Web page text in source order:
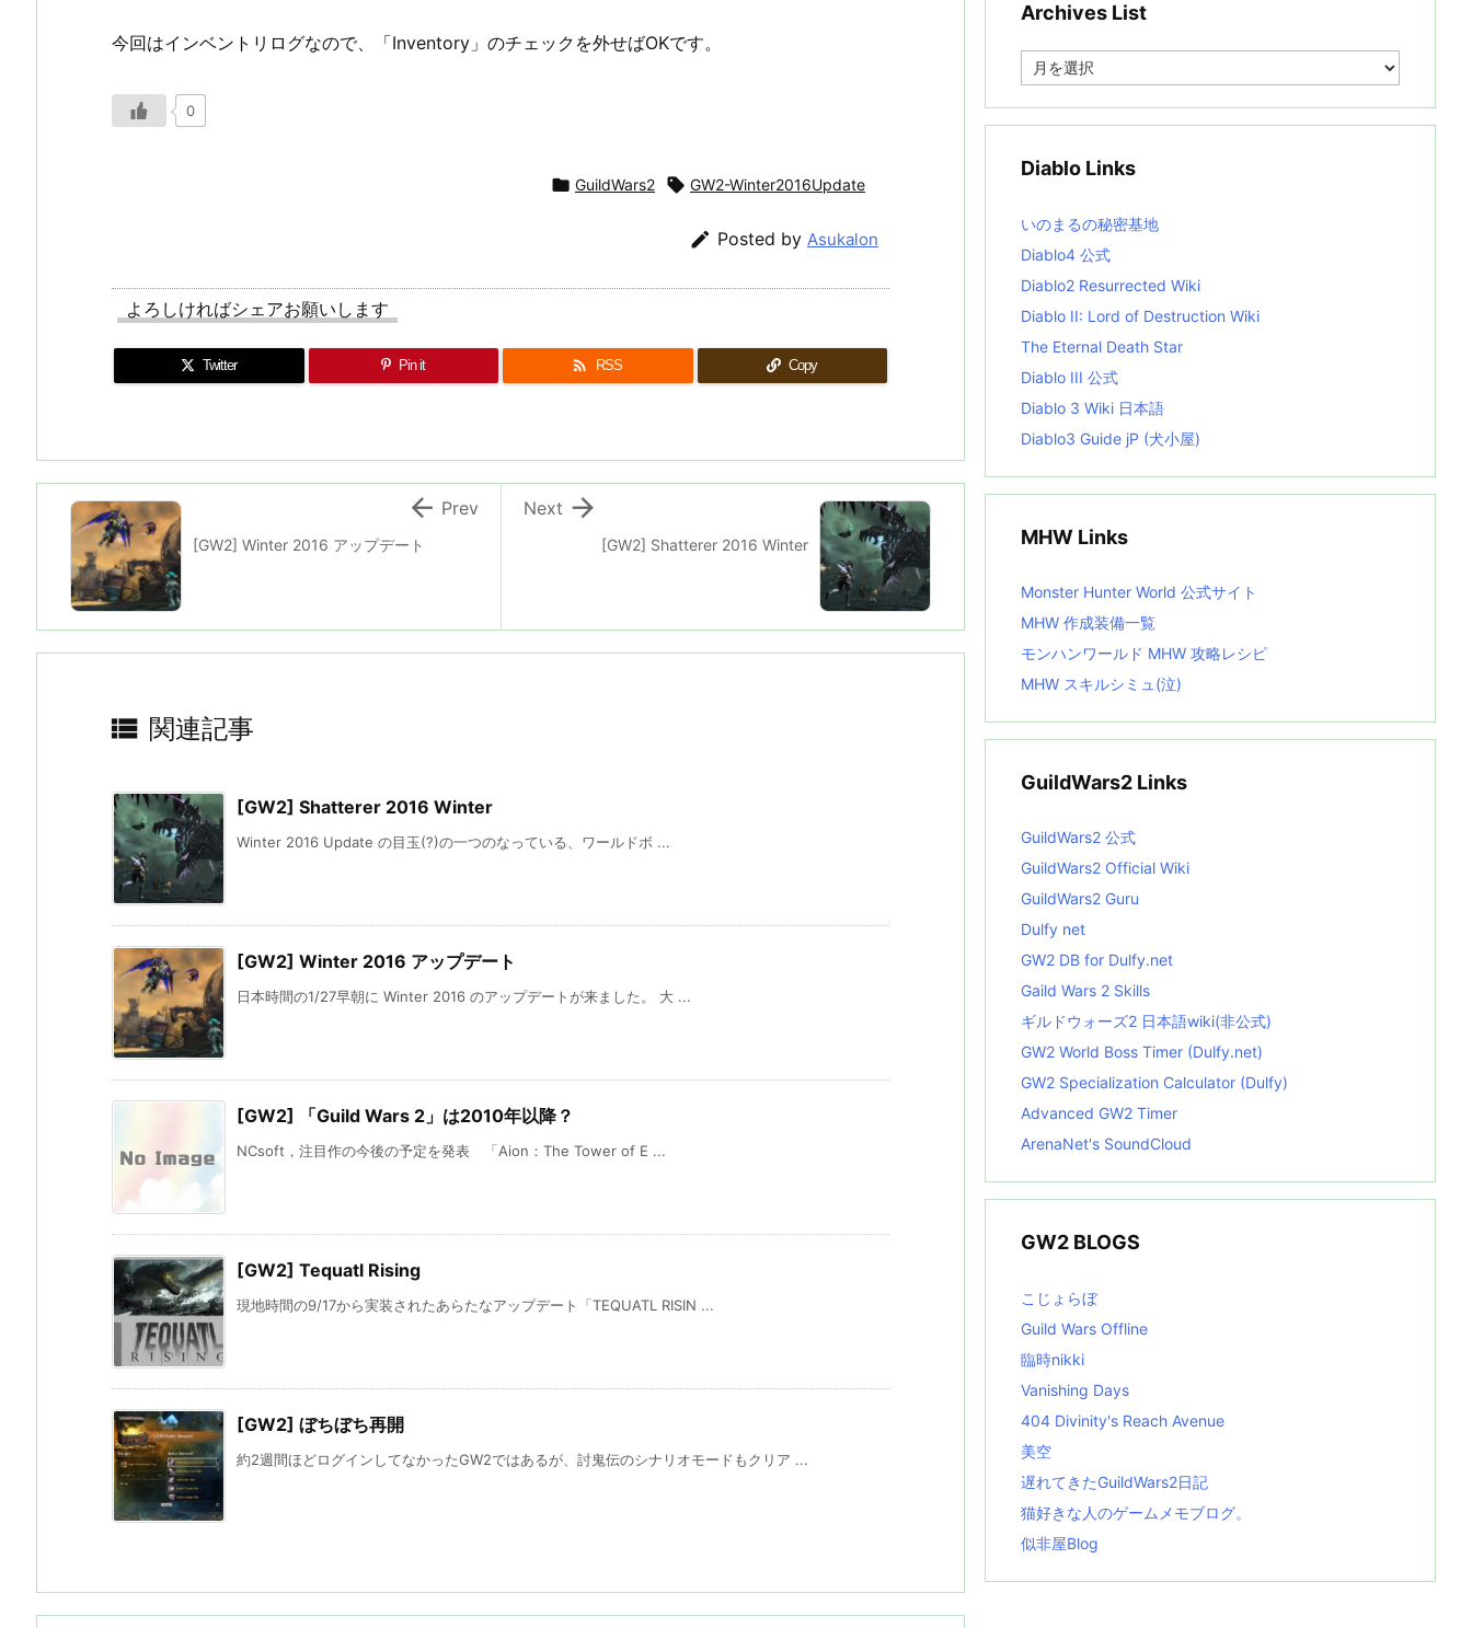
今回はインベントリログなので、「Inventory」のチェックを外せばOKです。
0
 GuildWars2  GW2-Winter2016Update
 Posted by Asukalon
よろしければシェアお願いします
Twitter Pin it  RSS Copy
[GW2] Shatterer 2016 Winter

Next
[GW2] Winter 2016 アップデート
 Prev
 関連記事
[GW2] Shatterer 2016 Winter
Winter 2016 Update の目玉(?)の一つのなっている、ワールドボ ...
[GW2] Winter 2016 アップデート
日本時間の1/27早朝に Winter 2016 のアップデートが来ました。 大 ...
[GW2] 「Guild Wars 2」は2010年以降？
NCsoft，注目作の今後の予定を発表 「Aion：The Tower of E ...
[GW2] Tequatl Rising
現地時間の9/17から実装されたあらたなアップデート「TEQUATL RISIN ...
[GW2] ぼちぼち再開
約2週間ほどログインしてなかったGW2ではあるが、討鬼伝のシナリオモードもクリア ...
Archives List
e
i
s
t
Diablo Links
いのまるの秘密基地
Diablo4 公式
Diablo2 Resurrected Wiki
Diablo II: Lord of Destruction Wiki
The Eternal Death Star
Diablo III 公式
Diablo 3 Wiki 日本語
Diablo3 Guide jP (犬小屋)
MHW Links
Monster Hunter World 公式サイト
MHW 作成装備一覧
モンハンワールド MHW 攻略レシピ
MHW スキルシミュ(泣)
GuildWars2 Links
GuildWars2 公式
GuildWars2 Official Wiki
GuildWars2 Guru
Dulfy net
GW2 DB for Dulfy.net
Gaild Wars 2 Skills
ギルドウォーズ2 日本語wiki(非公式)
GW2 World Boss Timer (Dulfy.net)
GW2 Specialization Calculator (Dulfy)
Advanced GW2 Timer
ArenaNet's SoundCloud
GW2 BLOGS
こじょらぼ
Guild Wars Offline
臨時nikki
Vanishing Days
404 Divinity's Reach Avenue
美空
遅れてきたGuildWars2日記
猫好きな人のゲームメモブログ。
似非屋Blog